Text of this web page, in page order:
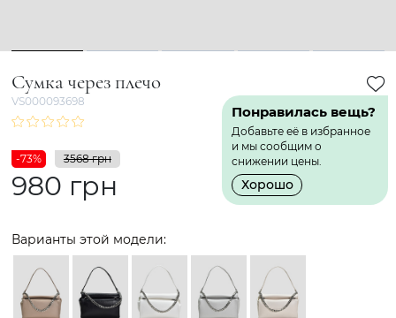
1 2 3 4 5
Сумка через плечо
VS000093698
Понравилась вещь?
Добавьте её в избранное
и мы сообщим о
снижении цены.
Хорошо
-73% 3568 грн
980 грн
Варианты этой модели: